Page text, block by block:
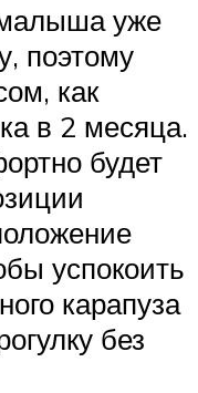
уже
поэтому
как
в 2 месяца.
будет
успокоить
карапуза
без